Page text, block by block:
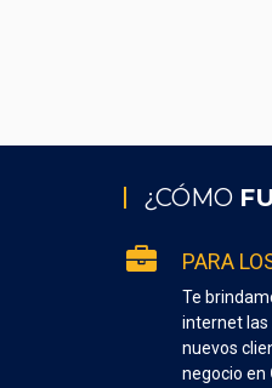
¿CÓMO
PARA
Te
internet las
nuevos
negocio en